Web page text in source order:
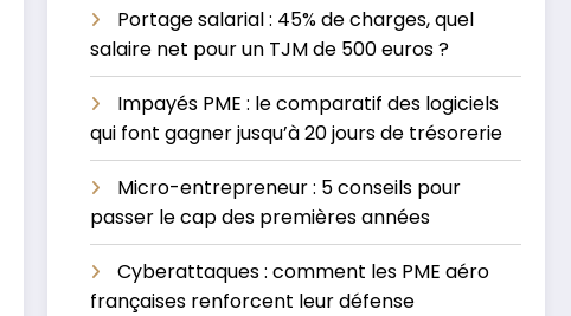
Portage salarial : 45% de charges, quel
salaire net pour un TJM de 500 euros ?
Impayés PME : le comparatif des logiciels
qui font gagner jusqu’à 20 jours de trésorerie
Micro-entrepreneur : 5 conseils pour
passer le cap des premières années
Cyberattaques : comment les PME aéro
françaises renforcent leur défense